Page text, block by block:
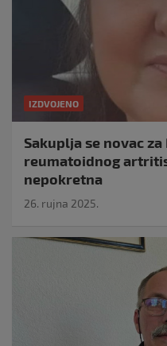
IZDVOJENO
Sakuplja se novac
reumatoidnog
nepokretna
26. rujna 2025.